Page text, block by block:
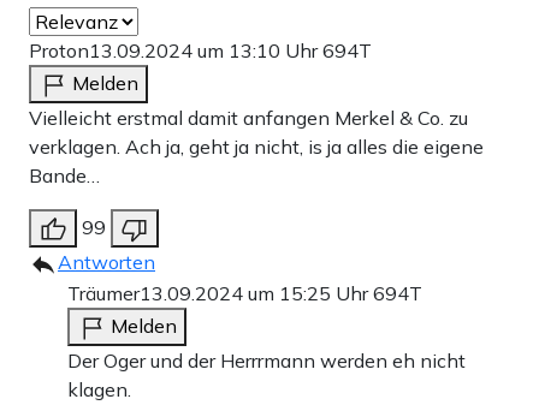
Proton13.09.2024 um 13:10 Uhr694T
Melden
Vielleicht erstmal damit anfangen Merkel & Co. zu
verklagen. Ach ja, geht ja nicht, is ja alles die eigene
Bande…
99
Antworten
Träumer13.09.2024 um 15:25 Uhr694T
Melden
Der Oger und der Herrrmann werden eh nicht
klagen.